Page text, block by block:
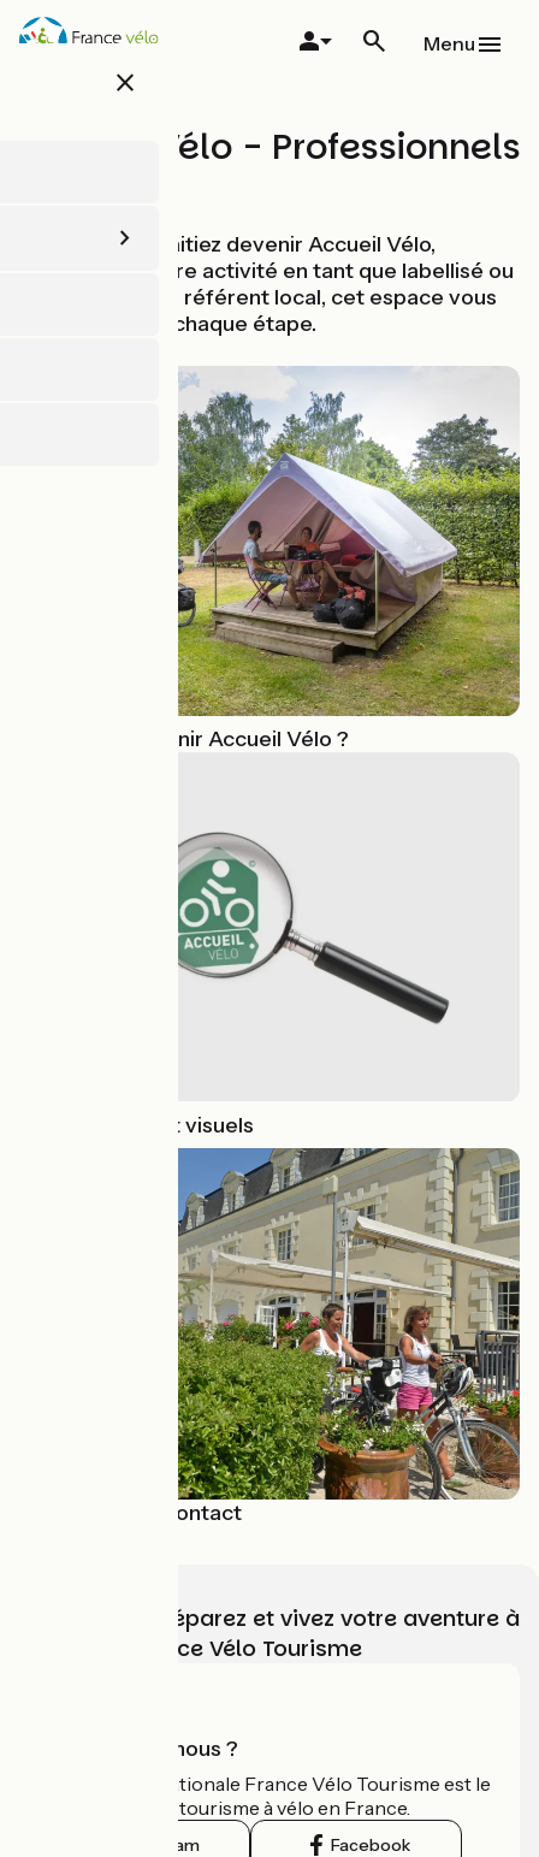
Aller
au
close
Menu
Accueil Vélo - Professionnels
Que vous souhaitiez devenir Accueil Vélo,
développer votre activité en tant que labellisé ou
contacter votre référent local, cet espace vous
accompagne à chaque étape.
Comment devenir Accueil Vélo ?
Logo, module et visuels
Formulaire de contact
Choisissez, préparez et vivez votre aventure à
vélo avec France Vélo Tourisme
Qui sommes-nous ?
L'association nationale France Vélo Tourisme est le
guide officiel du tourisme à vélo en France.
Instagram Facebook